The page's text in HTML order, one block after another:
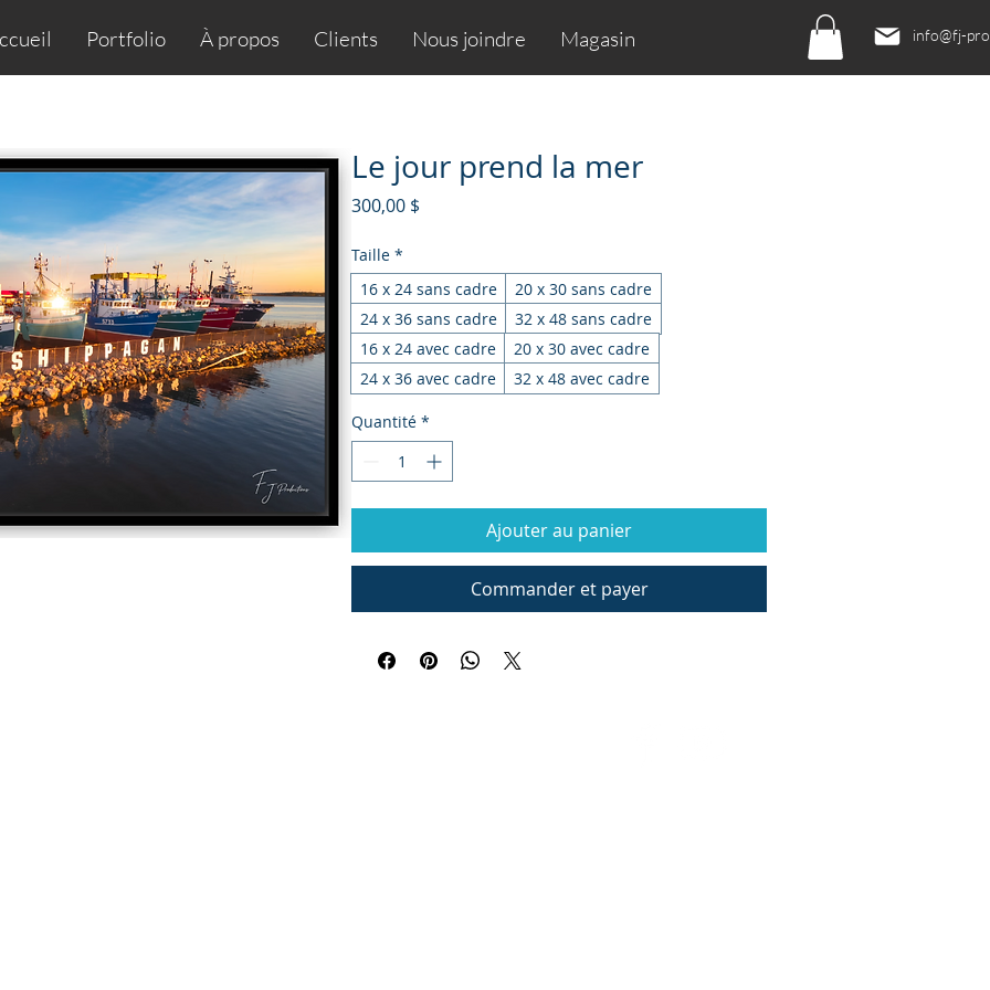
Portfolio À propos Clients Nous joindre Magasin info@fj-
Le jour prend la mer
300,00 $
Taille *
16 x 24 sans cadre
20 x 30 sans cadre
24 x 36 sans cadre
32 x 48 sans cadre
16 x 24 avec cadre
20 x 30 avec cadre
24 x 36 avec cadre
32 x 48 avec cadre
Quantité *
Ajouter au panier
Commander et payer